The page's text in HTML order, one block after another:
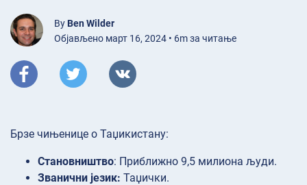
By Ben Wilder
Објављено март 16, 2024 • 6m за читање
Брзе чињенице о Таџикистану:
Становништво: Приближно 9,5 милиона људи.
Званични језик: Таџички.